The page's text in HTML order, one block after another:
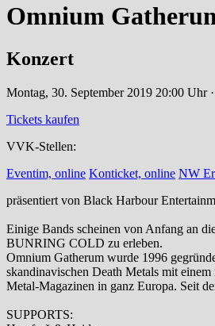
Omnium
Konzert
Montag, 30. September 2019 20:00 Uhr ·
Tickets kaufen
VVK-Stellen:
Eventim, online Konticket, online NW
präsentiert von Black Harbour
Einige Bands scheinen von Anfang an
BUNRING COLD zu erleben.
Omnium Gatherum wurde 1996
skandinavischen Death Metals mit
Metal-Magazinen in ganz Europa. Seit
SUPPORTS: